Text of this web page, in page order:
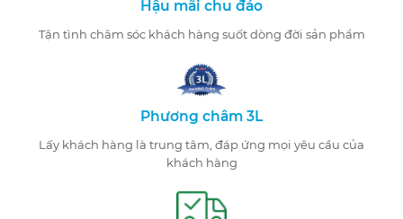
Hậu mãi chu đáo
Tận tình chăm sóc khách hàng suốt dòng đời sản phẩm
Phương châm 3L
Lấy khách hàng là trung tâm, đáp ứng mọi yêu cầu của
khách hàng